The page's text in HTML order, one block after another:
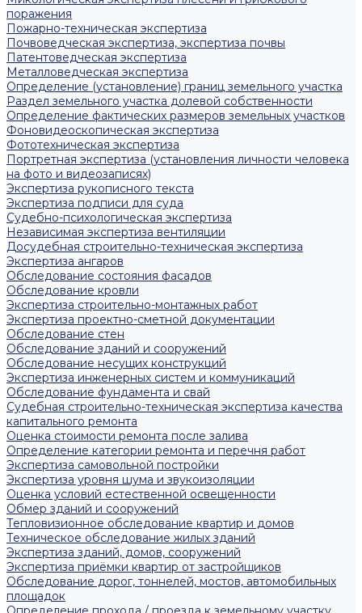
поражения
Пожарно-техническая экспертиза
Почвоведческая экспертиза, экспертиза почвы
Патентоведческая экспертиза
Металловедческая экспертиза
Определение (установление) границ земельного участка
Раздел земельного участка долевой собственности
Определение фактических размеров земельных участков
Фоновидеоскопическая экспертиза
Фототехническая экспертиза
Портретная экспертиза (установления личности человека
на фото и видеозаписях)
Экспертиза рукописного текста
Экспертиза подписи для суда
Судебно-психологическая экспертиза
Независимая экспертиза вентиляции
Досудебная строительно-техническая экспертиза
Экспертиза ангаров
Обследование состояния фасадов
Обследование кровли
Экспертиза строительно-монтажных работ
Экспертиза проектно-сметной документации
Обследование стен
Обследование зданий и сооружений
Обследование несущих конструкций
Экспертиза инженерных систем и коммуникаций
Обследование фундамента и свай
Судебная строительно-техническая экспертиза качества
капитального ремонта
Оценка стоимости ремонта после залива
Определение категории ремонта и перечня работ
Экспертиза самовольной постройки
Экспертиза уровня шума и звукоизоляции
Оценка условий естественной освещенности
Обмер зданий и сооружений
Тепловизионное обследование квартир и домов
Техническое обследование жилых зданий
Экспертиза зданий, домов, сооружений
Экспертиза приёмки квартир от застройщиков
Обследование дорог, тоннелей, мостов, автомобильных
площадок